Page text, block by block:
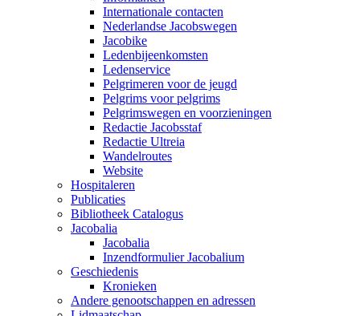
Internationale contacten
Nederlandse Jacobswegen
Jacobike
Ledenbijeenkomsten
Ledenservice
Pelgrimeren voor de jeugd
Pelgrims voor pelgrims
Pelgrimswegen en voorzieningen
Redactie Jacobsstaf
Redactie Ultreia
Wandelroutes
Website
Hospitaleren
Publicaties
Bibliotheek Catalogus
Jacobalia
Jacobalia
Inzendformulier Jacobalium
Geschiedenis
Kronieken
Andere genootschappen en adressen